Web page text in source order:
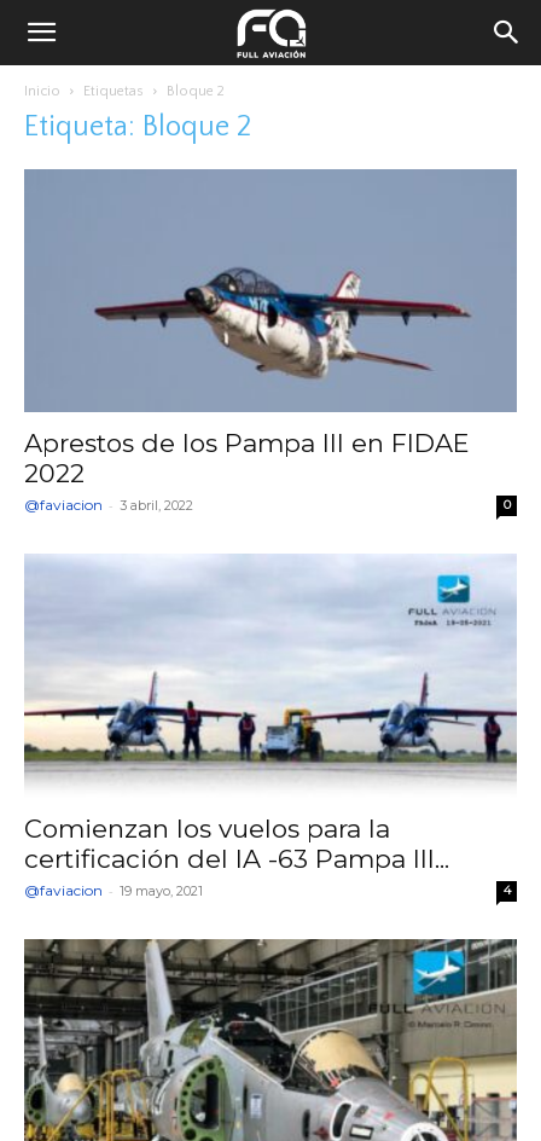
Inicio Etiquetas Bloque 2
Etiqueta: Bloque 2
Aprestos de los Pampa III en FIDAE
2022
@faviacion - 3 abril, 2022 0
Comienzan los vuelos para la
certificación del IA -63 Pampa III...
@faviacion - 19 mayo, 2021 4